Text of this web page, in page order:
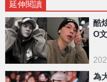
延伸閱讀
{PLAYICON}
酷
O
為